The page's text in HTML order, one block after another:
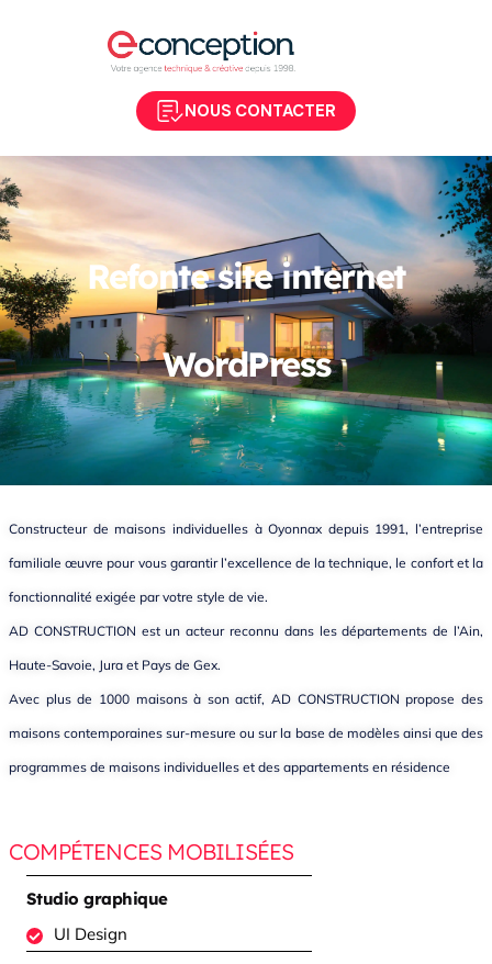
NOUS CONTACTER
Refonte site internet
WordPress
Constructeur de maisons individuelles à Oyonnax depuis 1991, l’entreprise
familiale œuvre pour vous garantir l’excellence de la technique, le confort et la
fonctionnalité exigée par votre style de vie.
AD CONSTRUCTION est un acteur reconnu dans les départements de l’Ain,
Haute-Savoie, Jura et Pays de Gex.
Avec plus de 1000 maisons à son actif, AD CONSTRUCTION propose des
maisons contemporaines sur-mesure ou sur la base de modèles ainsi que des
programmes de maisons individuelles et des appartements en résidence
COMPÉTENCES MOBILISÉES
Studio graphique
UI Design